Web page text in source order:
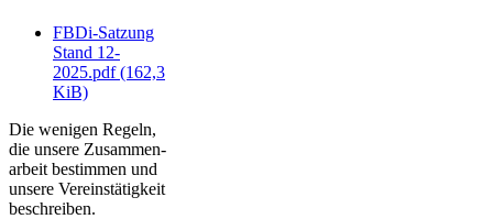
FBDi-Satzung
Stand 12-
2025.pdf(162,3
KiB)
Die wenigen Regeln,
die unsere Zusam­men­
arbeit bestimmen und
unsere Ver­eins­tä­tig­keit
beschreiben.